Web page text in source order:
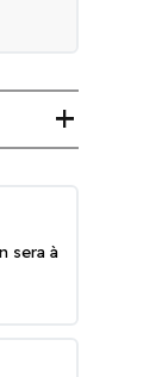
add
sera à